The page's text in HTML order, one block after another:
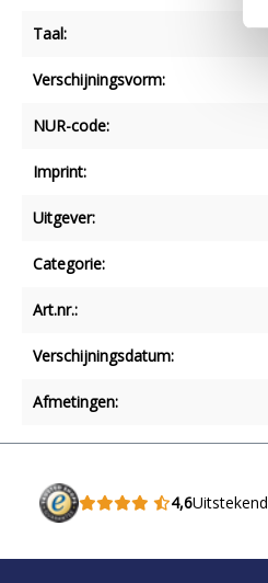
Taal:
Verschijningsvorm:
NUR-code:
Imprint:
Uitgever:
Categorie:
Art.nr.:
Verschijningsdatum:
Afmetingen:
4,6Uitstekend